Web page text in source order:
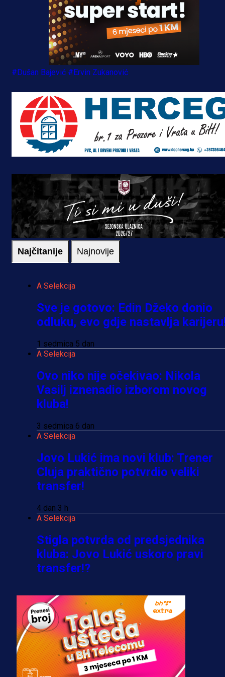
#Dušan Bajević #Ervin Zukanović
Najčitanije Najnovije
A Selekcija
Sve je gotovo: Edin Džeko donio
odluku, evo gdje nastavlja
1 sedmica 5 dan
A Selekcija
Ovo niko nije očekivao: Nikola
Vasilj iznenadio izborom novog
kluba!
3 sedmica 6 dan
A Selekcija
Jovo Lukić ima novi klub: Trener
Cluja praktično potvrdio veliki
transfer!
4 dan 3 h
A Selekcija
Stigla potvrda od predsjednika
kluba: Jovo Lukić uskoro pravi
transfer!?
A Selekcija
Zmajevi dobili veliko pojačanje:
Fudbaler Olympiacosa želi obući
dres BiH!
3 sedmica 4 dan